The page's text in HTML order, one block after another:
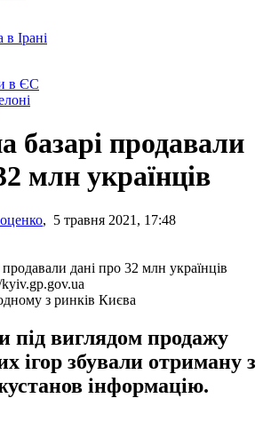
в Ірані
в ЄС
базарі продавали
млн українців
, 5 травня 2021, 17:48
з ринків Києва
під виглядом продажу
ігор збували отриману з
інформацію.